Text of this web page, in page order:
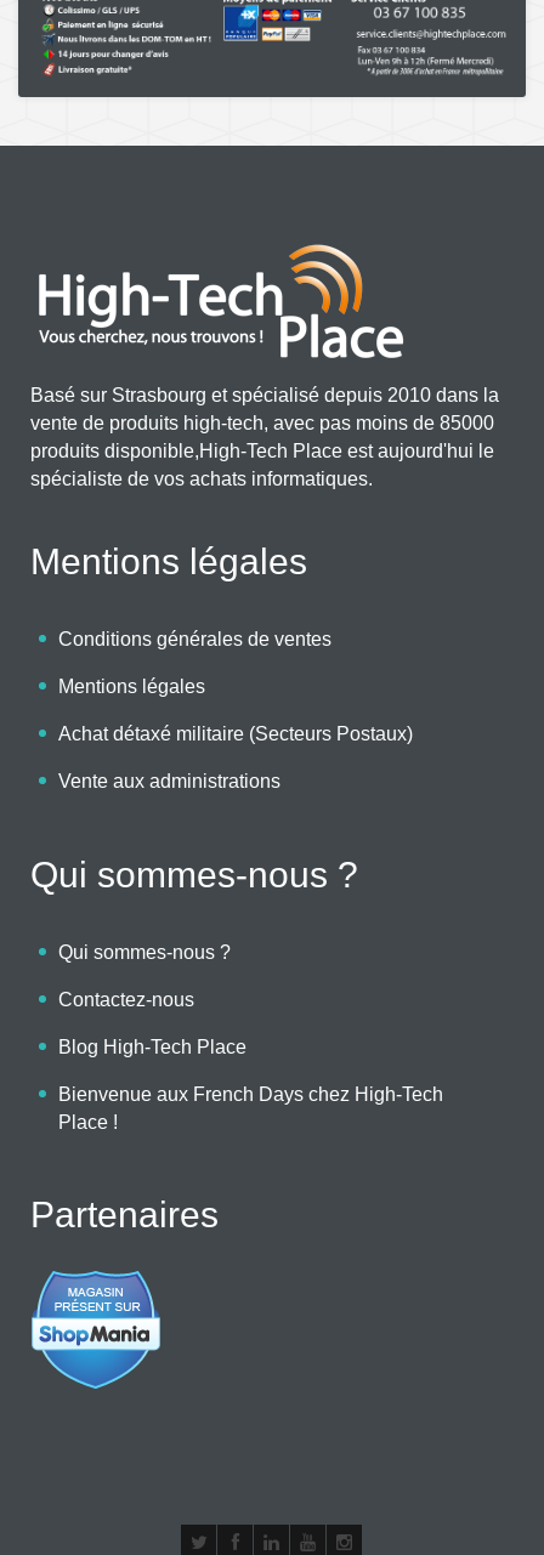
Basé sur Strasbourg et spécialisé depuis 2010 dans la
vente de produits high-tech, avec pas moins de 85000
produits disponible,High-Tech Place est aujourd'hui le
spécialiste de vos achats informatiques.
Mentions légales
Conditions générales de ventes
Mentions légales
Achat détaxé militaire (Secteurs Postaux)
Vente aux administrations
Qui sommes-nous ?
Qui sommes-nous ?
Contactez-nous
Blog High-Tech Place
Bienvenue aux French Days chez High-Tech
Place !
Partenaires